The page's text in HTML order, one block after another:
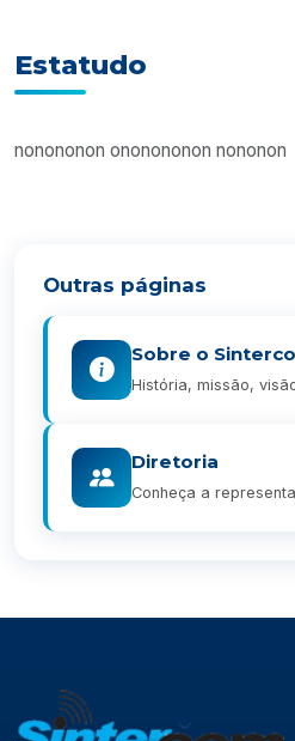
Estatudo
nonononon ononononon nononon
Outras páginas
Sobre o
História, missão,
Diretoria
Conheça a